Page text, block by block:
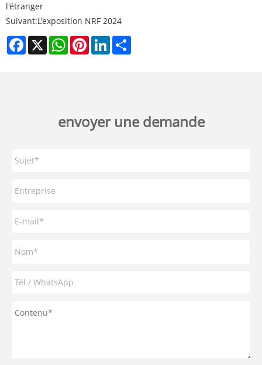
l'étranger
Suivant:L'exposition NRF 2024
Facebook
X WhatsAppPinterestLinkedIn
envoyer une demande